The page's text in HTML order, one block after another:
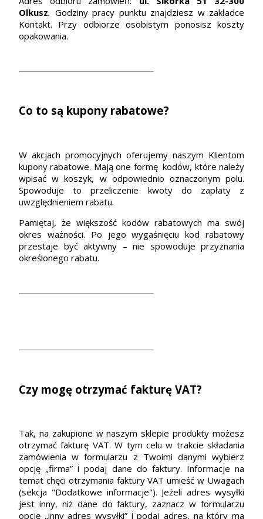
Olkusz. Godziny pracy punktu znajdziesz w zakładce
Kontakt. Przy odbiorze osobistym ponosisz koszty
opakowania.
Co to są kupony rabatowe?
W akcjach promocyjnych oferujemy naszym Klientom
kupony rabatowe. Mają one formę kodów, które należy
wpisać w koszyk, w odpowiednio oznaczonym polu.
Spowoduje to przeliczenie kwoty do zapłaty z
uwzględnieniem rabatu.
Pamiętaj, że większość kodów rabatowych ma swój
okres ważności. Po jego wygaśnięciu kod rabatowy
przestaje być aktywny – nie spowoduje przyznania
określonego rabatu.
Czy mogę otrzymać fakturę VAT?
Tak, na zakupione w naszym sklepie produkty możesz
otrzymać fakturę VAT. W tym celu w trakcie składania
zamówienia w formularzu z Twoimi danymi wybierz
opcję „firma” i podaj dane do faktury. Informacje na
temat chęci otrzymania faktury VAT umieść w Uwagach
(sekcja "Dodatkowe informacje"). Jeżeli adres wysyłki
jest inny, niż dane do faktury, zaznacz w formularzu
opcję „inny adres wysyłki” i podaj adres, na który ma